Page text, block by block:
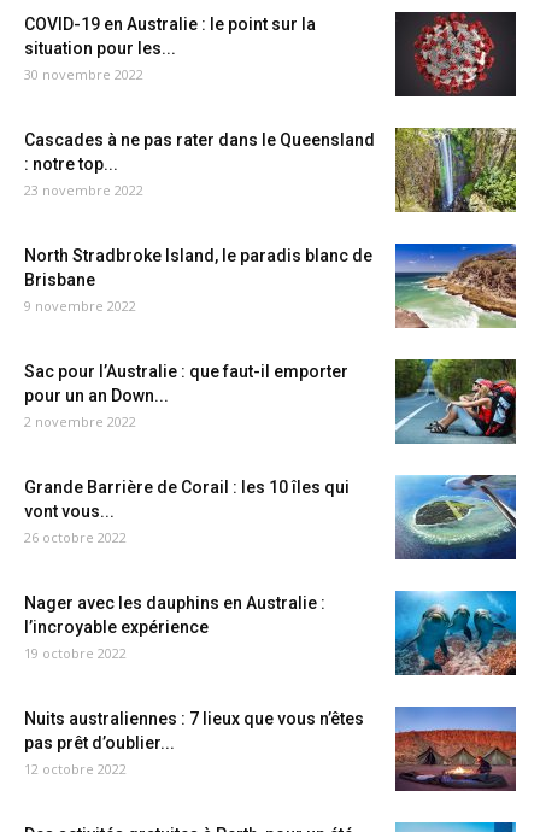
COVID-19 en Australie : le point sur la
situation pour les...
30 novembre 2022
Cascades à ne pas rater dans le Queensland
: notre top...
23 novembre 2022
North Stradbroke Island, le paradis blanc de
Brisbane
9 novembre 2022
Sac pour l’Australie : que faut-il emporter
pour un an Down...
2 novembre 2022
Grande Barrière de Corail : les 10 îles qui
vont vous...
26 octobre 2022
Nager avec les dauphins en Australie :
l’incroyable expérience
19 octobre 2022
Nuits australiennes : 7 lieux que vous n’êtes
pas prêt d’oublier...
12 octobre 2022